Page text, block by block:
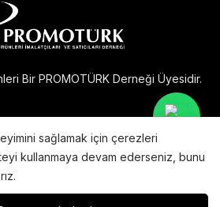
Bir PROMOTÜRK Derneği Üyesidir.
sunucularında barındırılmakta ve
sağlamak için çerezleri
kullanmaya devam ederseniz, bunu